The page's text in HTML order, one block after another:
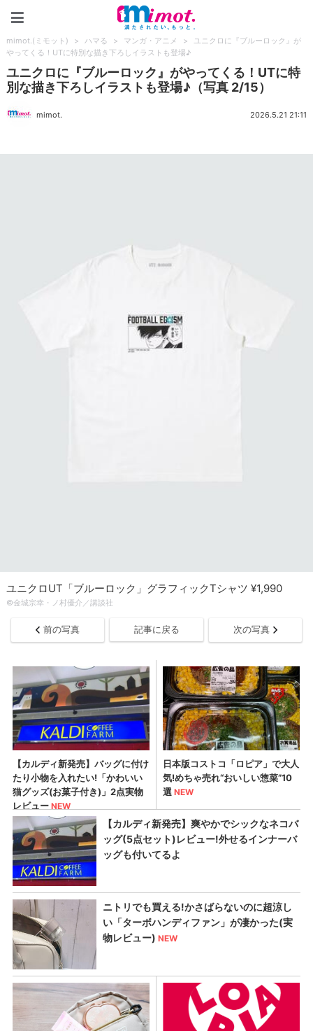
mimot.(ミモット) > ハマる > マンガ・アニメ >
ユニクロに『ブルーロック』が
やってくる！UTに特別な描き下ろしイラストも登場♪
ユニクロに『ブルーロック』がやってくる！UTに特
別な描き下ろしイラストも登場♪（写真 2/15）
mimot. 2026.5.21 21:11
ユニクロUT「ブルーロック」グラフィックTシャツ ¥1,990
©金城宗幸・ノ村優介／講談社
前の写真 記事に戻る 次の写真